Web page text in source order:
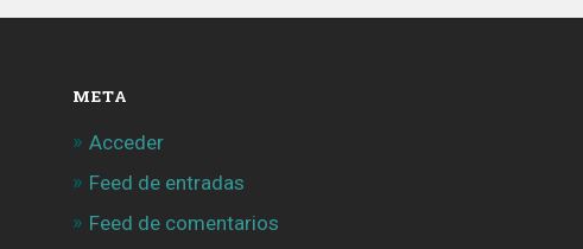
META
Acceder
Feed de entradas
Feed de comentarios